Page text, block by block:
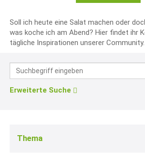
Soll ich heute eine Salat machen oder
was koche ich am Abend? Hier findet ihr
tägliche Inspirationen unserer Community.
Erweiterte Suche
Thema